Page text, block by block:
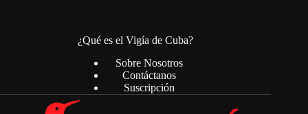
¿Qué es el Vigía de Cuba?
Sobre Nosotros
Contáctanos
Suscripción